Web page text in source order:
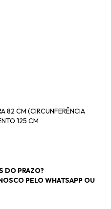
82 CM (CIRCUNFERÊNCIA
125 CM
DO PRAZO?
PELO WHATSAPP OU